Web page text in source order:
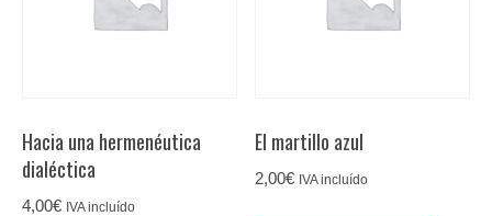
Hacia una hermenéutica
dialéctica
4,00€ IVA incluído
El martillo azul
2,00€ IVA incluído